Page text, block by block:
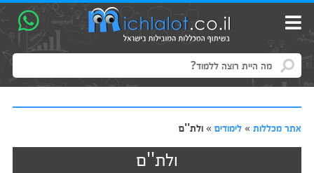
אתר מכללות» לימודים» ולת''ם
ולת''ם